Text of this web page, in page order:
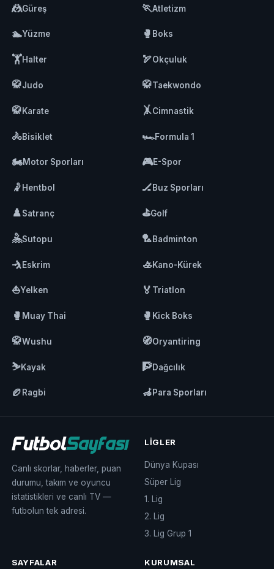
🤼Güreş 🏃Atletizm
🏊Yüzme 🥊 Boks
🏋️Halter 🏹Okçuluk
🥋Judo 🥋Taekwondo
🥋Karate 🤸Cimnastik
🚴Bisiklet 🏎️Formula 1
🏍️Motor Sporları 🎮E-Spor
🤾 Hentbol 🏒Buz Sporları
♟️Satranç ⛳Golf
🤽Sutopu 🏸Badminton
🤺Eskrim 🚣Kano-Kürek
⛵Yelken 🏅 Triatlon
🥊 Muay Thai 🥊 Kick Boks
🥋Wushu 🧭Oryantiring
⛷️Kayak 🧗Dağcılık
🏉 Ragbi 🦽Para Sporları
Canlı skorlar, haberler, puan
durumu, takım ve oyuncu
istatistikleri ve canlı TV —
futbolun tek adresi.
LIGLER
Dünya Kupası
Süper Lig
1. Lig
2. Lig
3. Lig Grup 1
SAYFALAR KURUMSAL